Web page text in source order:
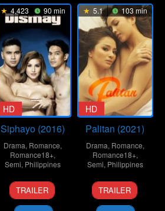
4.423 90 min
HD
Siphayo (2016)
Drama, Romance,
Romance18+,
Semi, Philippines
3
Oct
Joel
Lamangan
TRAILER
5.1 103 min
HD
Palitan (2021)
Drama, Romance,
Romance18+,
Semi, Philippines
10
Dec
Brillante
MA
TRAILER